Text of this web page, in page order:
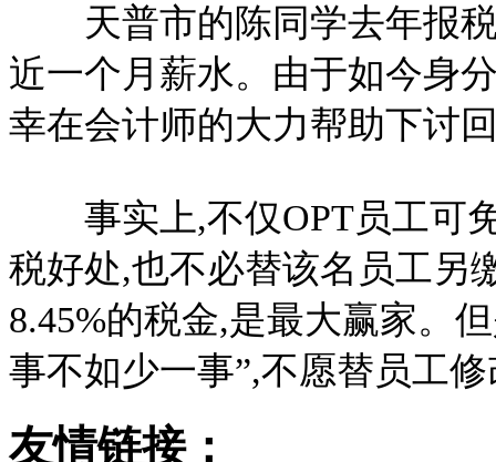
天普市的陈同学去年报税
近一个月薪水。由于如今身
幸在会计师的大力帮助下讨
事实上,不仅OPT员工可免
税好处,也不必替该名员工另
8.45%的税金,是最大赢家。
事不如少一事”,不愿替员工
友情链接：